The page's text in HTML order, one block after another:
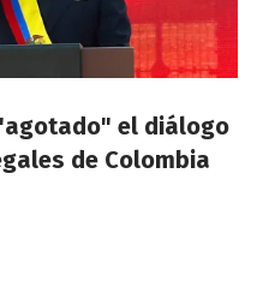
el diálogo
de Colombia